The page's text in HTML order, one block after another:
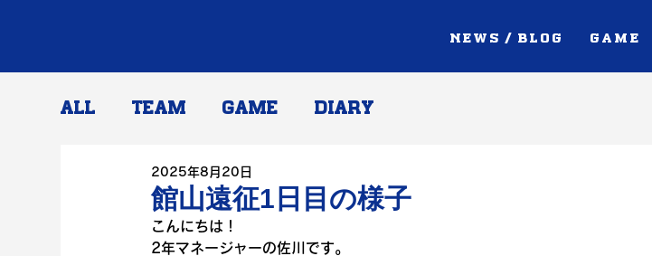
NEWS / BLOG GAME
ALL TEAM GAME DIARY
館山遠征1日目の様子
2025年8月20日
こんにちは！
2年マネージャーの佐川です。